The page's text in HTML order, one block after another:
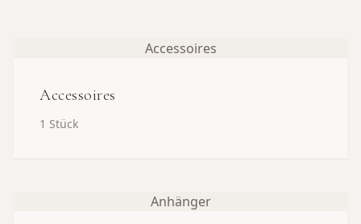
Accessoires
Accessoires
1 Stück
Anhänger